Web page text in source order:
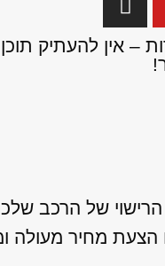
– אין להעתיק
של הרכב
הצעת מחיר מעולה